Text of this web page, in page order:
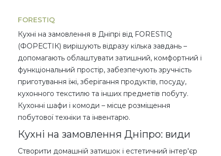
FORESTIQ
Кухні на замовлення в Дніпрі від FORESTIQ
(ФОРЕСТІК) вирішують відразу кілька завдань –
допомагають облаштувати затишний, комфортний і
функціональний простір, забезпечують зручність
приготування їжі, зберігання продуктів, посуду,
кухонного текстилю та інших предметів побуту.
Кухонні шафи і комоди – місце розміщення
побутової техніки та інвентарю.
Кухні на замовлення Дніпро: види
Створити домашній затишок і естетичний інтер'єр